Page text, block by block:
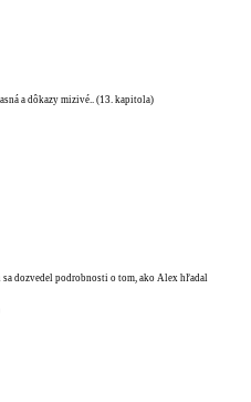
a dôkazy mizivé.. (13. kapitola)
dozvedel podrobnosti o tom, ako Alex hľadal